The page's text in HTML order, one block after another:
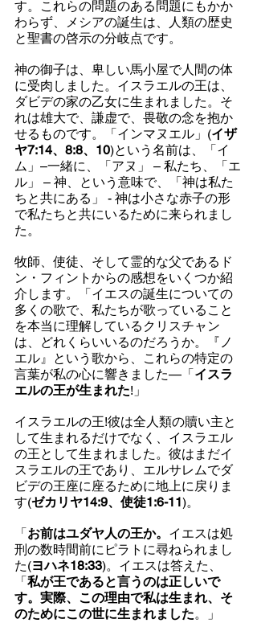
す。これらの問題のある問題にもかか
わらず、メシアの誕生は、人類の歴史
と聖書の啓示の分岐点です。
神の御子は、卑しい馬小屋で人間の体
に受肉しました。イスラエルの王は、
ダビデの家の乙女に生まれました。そ
れは雄大で、謙虚で、畏敬の念を抱か
せるものです。「インマヌエル」(イザ
ヤ7:14、8:8、10)という名前は、「イ
ム」–一緒に、「アヌ」 – 私たち、「エ
ル」 – 神、という意味で、「神は私た
ちと共にある」 - 神は小さな赤子の形
で私たちと共にいるために来られまし
た。
牧師、使徒、そして霊的な父であるド
ン・フィントからの感想をいくつか紹
介します。「イエスの誕生についての
多くの歌で、私たちが歌っていること
を本当に理解しているクリスチャン
は、どれくらいいるのだろうか。『ノ
エル』という歌から、これらの特定の
言葉が私の心に響きました—「イスラ
エルの王が生まれた!」
イスラエルの王!彼は全人類の贖い主と
して生まれるだけでなく、イスラエル
の王として生まれました。彼はまだイ
スラエルの王であり、エルサレムでダ
ビデの王座に座るために地上に戻りま
す(ゼカリヤ14:9、使徒1:6-11)。
「お前はユダヤ人の王か。 イエスは処
刑の数時間前にピラトに尋ねられまし
た(ヨハネ18:33)。イエスは答えた、
「私が王であると言うのは正しいで
す。実際、この理由で私は生まれ、そ
のためにこの世に生まれました。」